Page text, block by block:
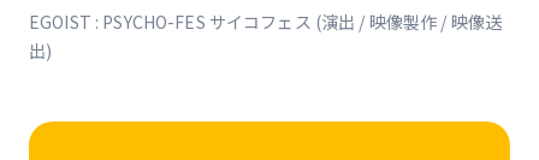
EGOIST : PSYCHO-FES サイコフェス (演出 / 映像製作 / 映像送
出)